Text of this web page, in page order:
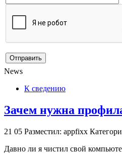
News
К сведению
Зачем нужна
21 05 Разместил: appfixx
Давно ли я чистил свой